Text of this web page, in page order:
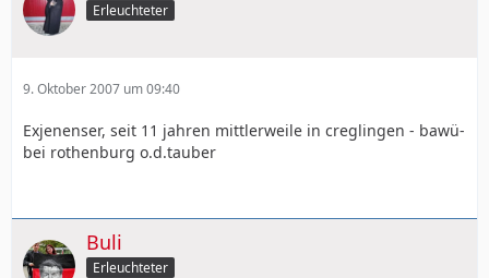
Erleuchteter
9. Oktober 2007 um 09:40
Exjenenser, seit 11 jahren mittlerweile in creglingen - bawü-
bei rothenburg o.d.tauber
Buli
Erleuchteter